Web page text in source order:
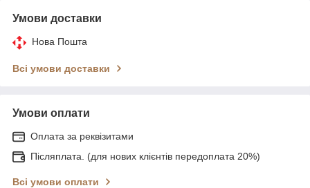
Умови доставки
Нова Пошта
Всі умови доставки
Умови оплати
Оплата за реквізитами
Післяплата. (для нових клієнтів передоплата 20%)
Всі умови оплати